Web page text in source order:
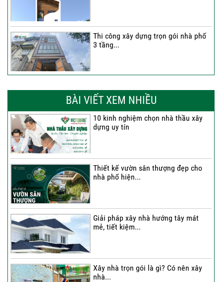
Thi công xây dựng trọn gói nhà phố
3 tầng...
Anh...
BÀI VIẾT XEM NHIỀU
10 kinh nghiệm chọn nhà thầu xây
dựng uy tín
Thiết kế vườn sân thượng đẹp cho
nhà phố hiện...
Giải pháp xây nhà hướng tây mát
mẻ, tiết kiệm...
Xây nhà trọn gói là gì? Có nên xây
nhà...